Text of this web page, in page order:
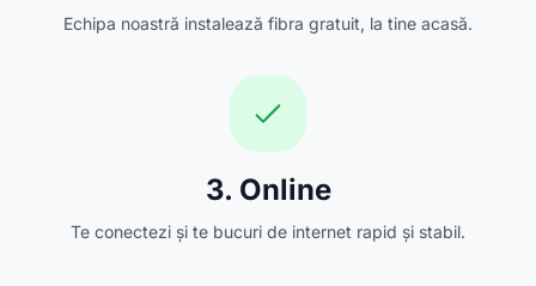
Echipa noastră instalează fibra gratuit, la tine acasă.
3. Online
Te conectezi și te bucuri de internet rapid și stabil.